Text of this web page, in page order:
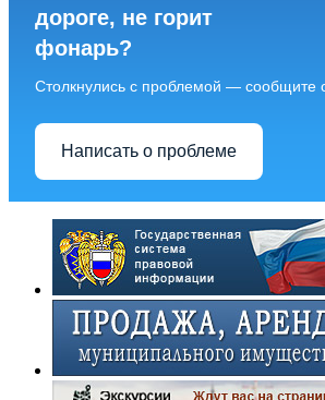
дороге, не горит
фонарь?
Столкнулись с проблемой — сообщите
Написать о проблеме